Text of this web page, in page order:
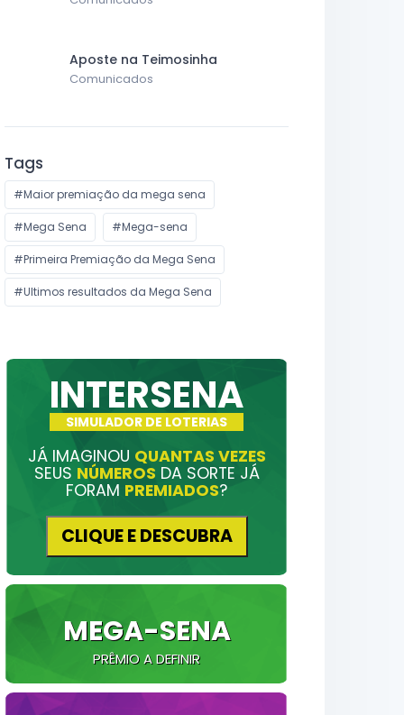
Aposte na Teimosinha
Comunicados
Tags
#Maior premiação da mega sena
#Mega Sena #Mega-sena
#Primeira Premiação da Mega Sena
#Ultimos resultados da Mega Sena
INTERSENA
SIMULADOR DE LOTERIAS
JÁ IMAGINOU QUANTAS VEZES
SEUS NÚMEROS DA SORTE JÁ
FORAM PREMIADOS?
CLIQUE E DESCUBRA
MEGA-SENA
PRÊMIO A DEFINIR